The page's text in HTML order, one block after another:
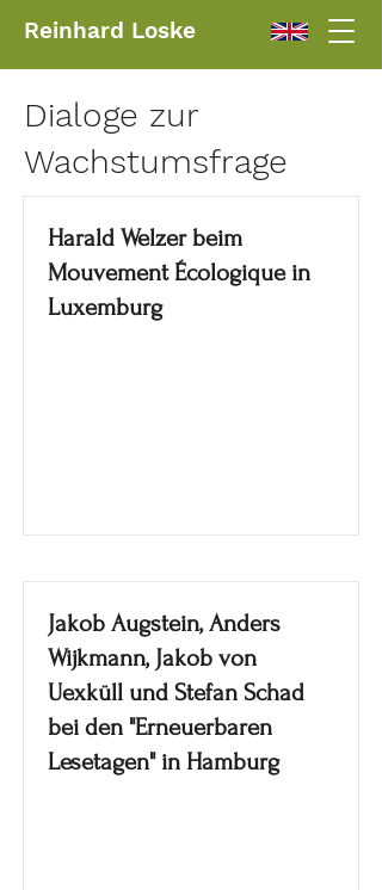
Reinhard Loske
Dialoge zur
Wachstumsfrage
Harald Welzer beim
Mouvement Écologique in
Luxemburg
Jakob Augstein, Anders
Wijkmann, Jakob von
Uexküll und Stefan Schad
bei den "Erneuerbaren
Lesetagen" in Hamburg